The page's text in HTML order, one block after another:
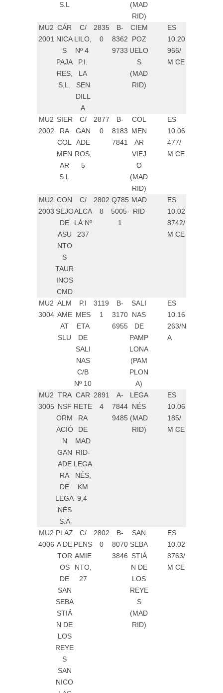
S.L
(MAD
RID)
MU2
2001
CÁR
NICA
S
PAJA
RES,
S.L.
C/
LILO,
Nº 4
P.I.
LA
SEN
DILL
A
2835
0
B-
8362
9733
CIEM
POZ
UELO
S
(MAD
RID)
ES
10.20
966/
M CE
MU2
2002
SIER
RA
COL
MEN
AR
S.L
C/
GAN
ADE
ROS,
5
2877
0
B-
8183
7841
COL
MEN
AR
VIEJ
O
(MAD
RID)
ES
10.06
477/
M CE
MU2
2003
CON
SEJO
DE
ASU
NTO
S
TAUR
INOS
CMD
C/
ALCA
LÁ Nº
237
2802
8
Q785
5005-
1
MAD
RID
ES
10.02
8742/
M CE
MU2
3004
ALM
AME
AT
SLU
P.I
MES
ETA
DE
SALI
NAS
C/B
Nº 10
3119
1
B-
3170
6955
SALI
NAS
DE
PAMP
LONA
(PAM
PLON
A)
ES
10.16
263/N
A
MU2
3005
TRA
NSF
ORM
ACIÓ
N
GAN
ADE
RA
DE
LEGA
NÉS
S.A
CAR
RETE
RA
DE
MAD
RID-
LEGA
NÉS,
KM
9,4
2891
4
A-
7844
9485
LEGA
NÉS
(MAD
RID)
ES
10.06
185/
M CE
MU2
4006
PLAZ
A DE
TOR
OS
DE
SAN
SEBA
STIÁ
N DE
LOS
REYE
S
SAN
NICO
C/
PENS
AMIE
NTO,
27
2802
0
B-
8070
3846
SAN
SEBA
STIÁ
N DE
LOS
REYE
S
(MAD
RID)
ES
10.02
8763/
M CE